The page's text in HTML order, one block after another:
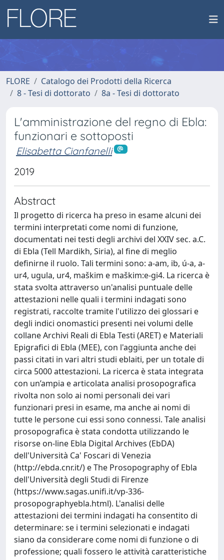
FLORE
Catalogo dei Prodotti della Ricerca
8 - Tesi di dottorato
8a - Tesi di dottorato
L'amministrazione del regno di Ebla:
funzionari e sottoposti
Elisabetta Cianfanelli
2019
Abstract
Il progetto di ricerca ha preso in esame alcuni dei
termini interpretati come nomi di funzione,
documentati nei testi degli archivi del XXIV sec. a.C.
di Ebla (Tell Mardikh, Siria), al fine di meglio
definirne il ruolo. Tali termini sono: a-am, ib, ú-a, a-
ur4, ugula, ur4, maškim e maškim:e-gi4. La ricerca è
stata svolta attraverso un'analisi puntuale delle
attestazioni nelle quali i termini indagati sono
registrati, raccolte tramite l'utilizzo dei glossari e
degli indici onomastici presenti nei volumi delle
collane Archivi Reali di Ebla Testi (ARET) e Materiali
Epigrafici di Ebla (MEE), con l'aggiunta anche dei
passi citati in vari altri studi eblaiti, per un totale di
circa 5000 attestazioni. La ricerca è stata integrata
con un’ampia e articolata analisi prosopografica
rivolta non solo ai nomi personali dei vari
funzionari presi in esame, ma anche ai nomi di
tutte le persone cui essi sono connessi. Tale analisi
prosopografica è stata condotta utilizzando le
risorse on-line Ebla Digital Archives (EbDA)
dell'Università Ca' Foscari di Venezia
(http://ebda.cnr.it/) e The Prosopography of Ebla
dell'Università degli Studi di Firenze
(https://www.sagas.unifi.it/vp-336-
prosopographyebla.html). L'analisi delle
attestazioni dei termini indagati ha consentito di
determinare: se i termini selezionati e indagati
siano da considerare come nomi di funzione o di
professione; quali fossero le attività caratteristiche